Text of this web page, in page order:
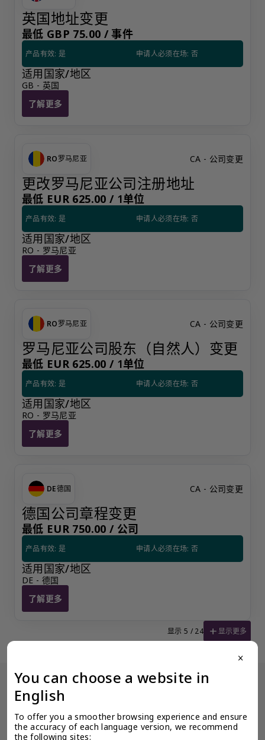
英国地址变更
最低 GBP 75.00 /事件
产品有效: 是 申请人必须在场: 否
适用国家/地区
GB - 英国
了解更多
英国地址变更
RO罗马尼亚 CA - 公司变更
更改罗马尼亚公司注册地址
最低 EUR 625.00 / 1单位
产品有效: 是 申请人必须在场: 否
适用国家/地区
RO - 罗马尼亚
了解更多
更改罗马尼亚公司注册地址
RO罗马尼亚 CA - 公司变更
罗马尼亚公司股东（自然人）变更
最低 EUR 625.00 / 1单位
产品有效: 是 申请人必须在场: 否
适用国家/地区
RO - 罗马尼亚
了解更多
罗马尼亚公司股东（自然人）变更
DE德国 CA - 公司变更
德国公司章程变更
最低 EUR 750.00 / 公司
产品有效: 是 申请人必须在场: 否
适用国家/地区
DE - 德国
了解更多
德国公司章程变更
显示 5 / 24 add显示更多
没有看到阁下期望的产品？更多产品信息可应要求提供。
为了确保奕资环球 ™（中国内地）的服务质量标准，我们限制某些产
品公开展示，以避免混淆和不道德的竞争。请使用此表格填写您的请
求，客户关系经理将尽快与您联系。
close
You can choose a website in
English
To offer you a smoother browsing experience and ensure
the accuracy of each language version, we recommend
the following sites: